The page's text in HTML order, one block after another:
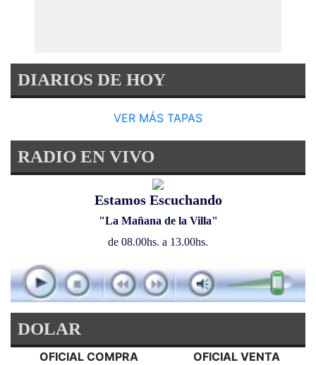
DIARIOS DE HOY
VER MÁS TAPAS
RADIO EN VIVO
Estamos Escuchando
"La Mañana de la Villa"
de 08.00hs. a 13.00hs.
DOLAR
OFICIAL COMPRA OFICIAL VENTA